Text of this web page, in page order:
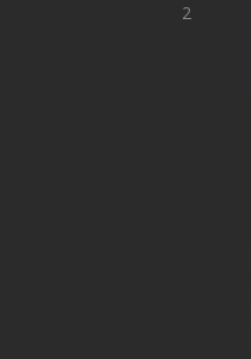
2